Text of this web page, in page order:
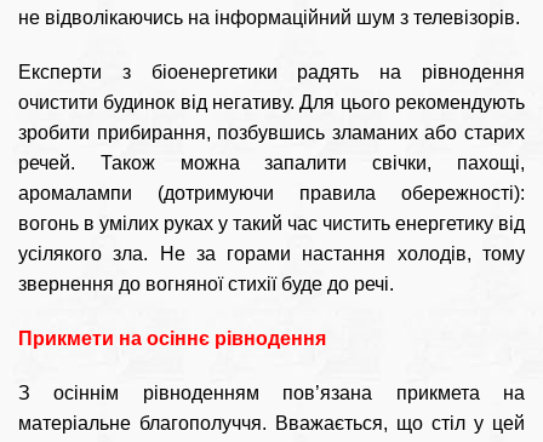
не відволікаючись на інформаційний шум з телевізорів.
Експерти з біоенергетики радять на рівнодення
очистити будинок від негативу. Для цього рекомендують
зробити прибирання, позбувшись зламаних або старих
речей. Також можна запалити свічки, пахощі,
аромалампи (дотримуючи правила обережності):
вогонь в умілих руках у такий час чистить енергетику від
усілякого зла. Не за горами настання холодів, тому
звернення до вогняної стихії буде до речі.
Прикмети на осіннє рівнодення
З осіннім рівноденням пов’язана прикмета на
матеріальне благополуччя. Вважається, що стіл у цей